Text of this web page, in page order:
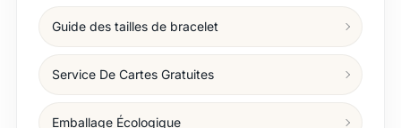
Guide des tailles de bracelet
Service De Cartes Gratuites
Emballage Écologique